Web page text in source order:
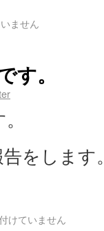
ません
す。
をします
けていません